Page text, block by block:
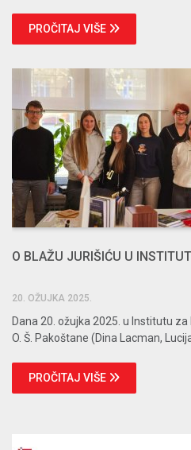
PROČITAJ VIŠE
O BLAŽU JURIŠIĆU U
20. OŽUJKA 2025.
Dana 20. ožujka 2025. u Institutu
O. Š. Pakoštane (Dina Lacman,
PROČITAJ VIŠE